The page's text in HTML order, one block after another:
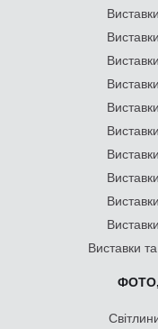
Виставки
ФОТО,